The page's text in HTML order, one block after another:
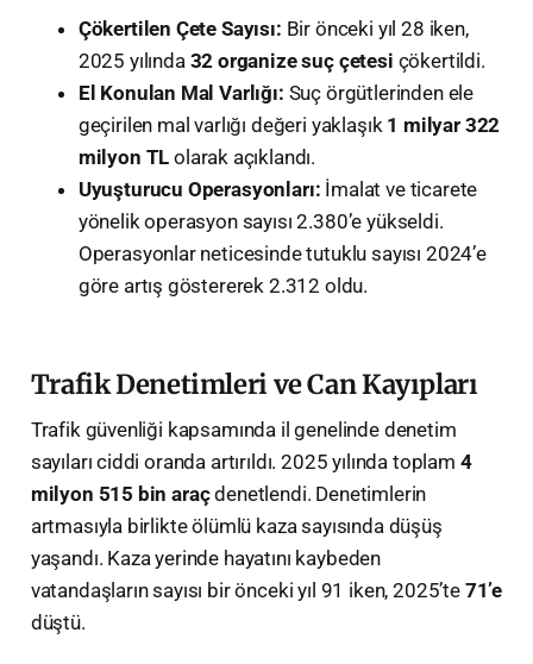
Çökertilen Çete Sayısı: Bir önceki yıl 28 iken,
2025 yılında 32 organize suç çetesi çökertildi.
El Konulan Mal Varlığı: Suç örgütlerinden ele
geçirilen mal varlığı değeri yaklaşık 1 milyar 322
milyon TL olarak açıklandı.
Uyuşturucu Operasyonları: İmalat ve ticarete
yönelik operasyon sayısı 2.380’e yükseldi.
Operasyonlar neticesinde tutuklu sayısı 2024’e
göre artış göstererek 2.312 oldu.
Trafik Denetimleri ve Can Kayıpları
Trafik güvenliği kapsamında il genelinde denetim
sayıları ciddi oranda artırıldı. 2025 yılında toplam 4
milyon 515 bin araçdenetlendi. Denetimlerin
artmasıyla birlikte ölümlü kaza sayısında düşüş
yaşandı. Kaza yerinde hayatını kaybeden
vatandaşların sayısı bir önceki yıl 91 iken, 2025’te 71’e
düştü.